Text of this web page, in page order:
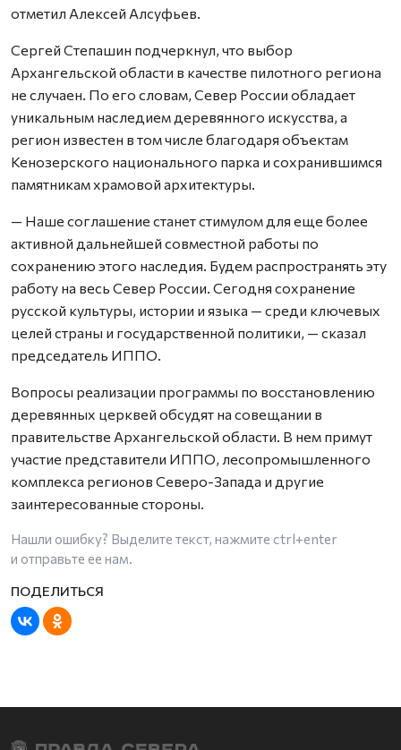
отметил Алексей Алсуфьев.
Сергей Степашин подчеркнул, что выбор
Архангельской области в качестве пилотного региона
не случаен. По его словам, Север России обладает
уникальным наследием деревянного искусства, а
регион известен в том числе благодаря объектам
Кенозерского национального парка и сохранившимся
памятникам храмовой архитектуры.
— Наше соглашение станет стимулом для еще более
активной дальнейшей совместной работы по
сохранению этого наследия. Будем распространять эту
работу на весь Север России. Сегодня сохранение
русской культуры, истории и языка — среди ключевых
целей страны и государственной политики, — сказал
председатель ИППО.
Вопросы реализации программы по восстановлению
деревянных церквей обсудят на совещании в
правительстве Архангельской области. В нем примут
участие представители ИППО, лесопромышленного
комплекса регионов Северо-Запада и другие
заинтересованные стороны.
Нашли ошибку? Выделите текст, нажмите ctrl+enter
и отправьте ее нам.